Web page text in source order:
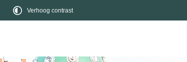
Verhoog contrast